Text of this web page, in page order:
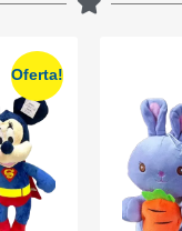
Oferta!